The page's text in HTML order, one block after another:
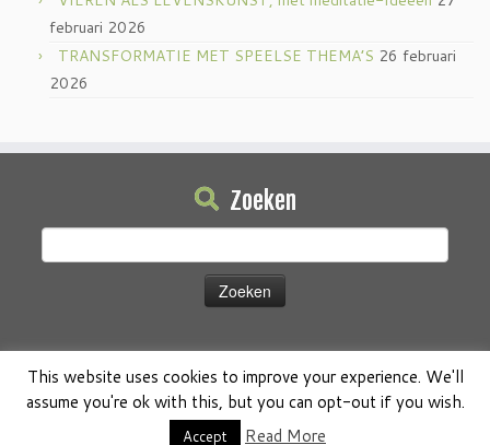
februari 2026
TRANSFORMATIE MET SPEELSE THEMA’S 26 februari
2026
Zoeken
© 2026 Osho Boeken Besproken Aangeboden door
Ontworpen met deCustomizr thema
This website uses cookies to improve your experience. We'll
assume you're ok with this, but you can opt-out if you wish.
Accept Read More